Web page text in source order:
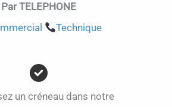
Par TELEPHONE
Technique
un créneau dans notre